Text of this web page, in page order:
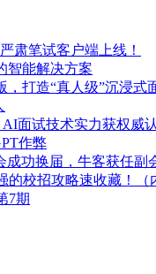
肃笔试客户端上线！
智能解决方案
打造“真人级”沉浸式
面试技术实力获权威
作弊
功换届，牛客获任副
校招攻略速收藏！（
7期